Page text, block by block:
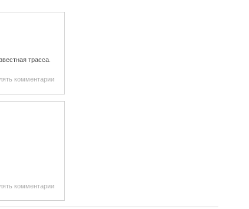
трасса.
комментарии
комментарии